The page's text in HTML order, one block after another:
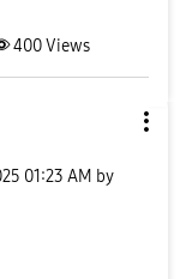
400Views
01:23 AM by